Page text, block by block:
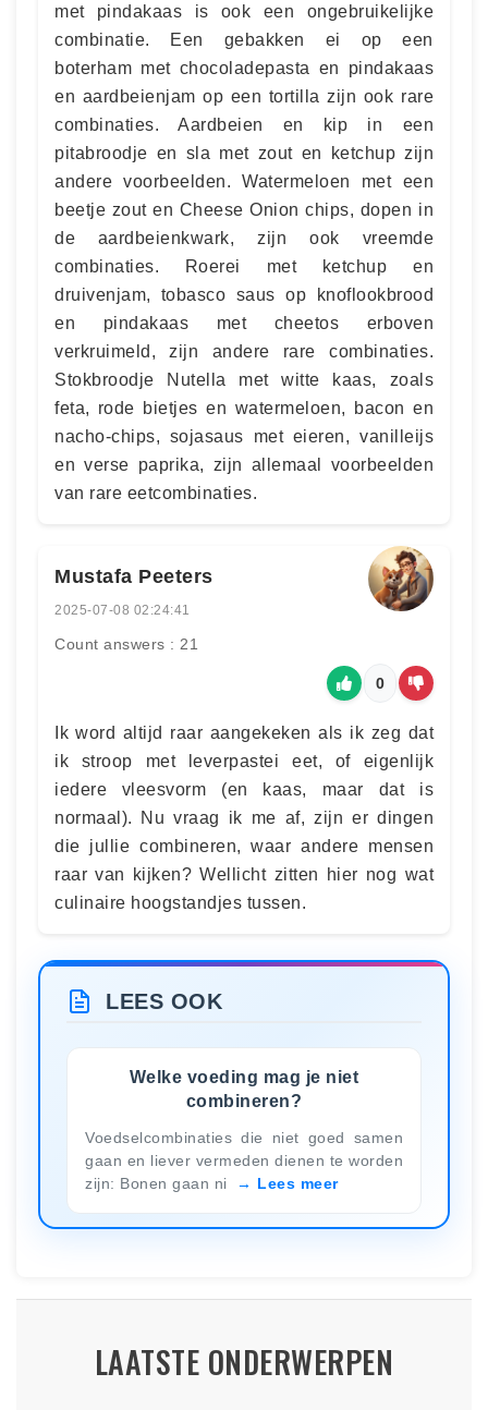
met pindakaas is ook een ongebruikelijke
combinatie. Een gebakken ei op een
boterham met chocoladepasta en pindakaas
en aardbeienjam op een tortilla zijn ook rare
combinaties. Aardbeien en kip in een
pitabroodje en sla met zout en ketchup zijn
andere voorbeelden. Watermeloen met een
beetje zout en Cheese Onion chips, dopen in
de aardbeienkwark, zijn ook vreemde
combinaties. Roerei met ketchup en
druivenjam, tobasco saus op knoflookbrood
en pindakaas met cheetos erboven
verkruimeld, zijn andere rare combinaties.
Stokbroodje Nutella met witte kaas, zoals
feta, rode bietjes en watermeloen, bacon en
nacho-chips, sojasaus met eieren, vanilleijs
en verse paprika, zijn allemaal voorbeelden
van rare eetcombinaties.
Mustafa Peeters
2025-07-08 02:24:41
Count answers : 21
0
Ik word altijd raar aangekeken als ik zeg dat
ik stroop met leverpastei eet, of eigenlijk
iedere vleesvorm (en kaas, maar dat is
normaal). Nu vraag ik me af, zijn er dingen
die jullie combineren, waar andere mensen
raar van kijken? Wellicht zitten hier nog wat
culinaire hoogstandjes tussen.
LEES OOK
Welke voeding mag je niet
combineren?
Voedselcombinaties die niet goed samen
gaan en liever vermeden dienen te worden
zijn: Bonen gaan ni
Lees meer
LAATSTE ONDERWERPEN